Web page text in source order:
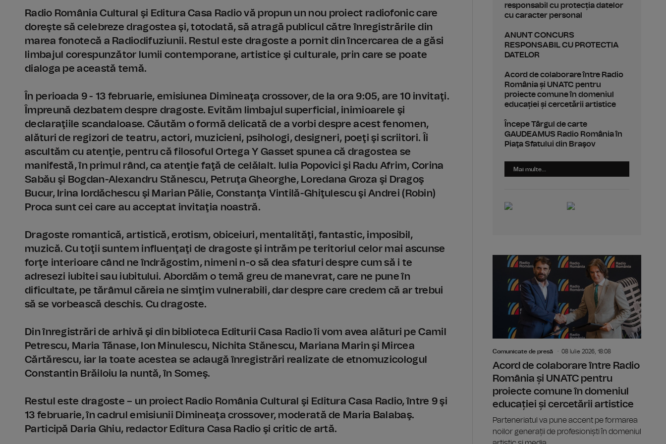
Radio România Cultural şi Editura Casa Radio vă propun un nou proiect radiofonic care
doreşte să celebreze dragostea şi, totodată, să atragă publicul către înregistrările din
marea fonotecă a Radiodifuziunii. Restul este dragoste a pornit din încercarea de a găsi
limbajul corespunzător lumii contemporane, artistice şi culturale, prin care se poate
dialoga pe această temă.
În perioada 9 - 13 februarie, emisiunea Dimineaţa crossover, de la ora 9:05, are 10 invitaţi.
Împreună dezbatem despre dragoste. Evităm limbajul superficial, inimioarele şi
declaraţiile scandaloase. Căutăm o formă delicată de a vorbi despre acest fenomen,
alături de regizori de teatru, actori, muzicieni, psihologi, designeri, poeţi şi scriitori. Îi
ascultăm cu atenţie, pentru că filosoful Ortega Y Gasset spunea că dragostea se
manifestă, în primul rând, ca atenţie faţă de celălalt. Iulia Popovici şi Radu Afrim, Corina
Sabău şi Bogdan-Alexandru Stănescu, Petruţa Gheorghe, Loredana Groza şi Dragoş
Bucur, Irina Iordăchescu şi Marian Pălie, Constanţa Vintilă-Ghiţulescu şi Andrei (Robin)
Proca sunt cei care au acceptat invitaţia noastră.
Dragoste romantică, artistică, erotism, obiceiuri, mentalităţi, fantastic, imposibil,
muzică. Cu toţii suntem influenţaţi de dragoste şi intrăm pe teritoriul celor mai ascunse
forţe interioare când ne îndrăgostim, nimeni n-o să dea sfaturi despre cum să i te
adresezi iubitei sau iubitului. Abordăm o temă greu de manevrat, care ne pune în
dificultate, pe tărâmul căreia ne simţim vulnerabili, dar despre care credem că ar trebui
să se vorbească deschis. Cu dragoste.
Din înregistrări de arhivă şi din biblioteca Editurii Casa Radio îi vom avea alături pe Camil
Petrescu, Maria Tănase, Ion Minulescu, Nichita Stănescu, Mariana Marin şi Mircea
Cărtărescu, iar la toate acestea se adaugă înregistrări realizate de etnomuzicologul
Constantin Brăiloiu la nuntă, în Someş.
Restul este dragoste – un proiect Radio România Cultural şi Editura Casa Radio, între 9 şi
13 februarie, în cadrul emisiunii Dimineaţa crossover, moderată de Maria Balabaş.
Participă Daria Ghiu, redactor Editura Casa Radio şi critic de artă.
responsabil cu protecția datelor
cu caracter personal
ANUNT CONCURS
RESPONSABIL CU PROTECTIA
DATELOR
Acord de colaborare între Radio
România și UNATC pentru
proiecte comune în domeniul
educației și cercetării artistice
Începe Târgul de carte
GAUDEAMUS Radio România în
Piaţa Sfatului din Braşov
Mai multe...
Comunicate de presă 08 Iulie 2026, 18:08
Acord de colaborare între Radio
România și UNATC pentru
proiecte comune în domeniul
educației și cercetării artistice
Parteneriatul va pune accent pe formarea
noilor generații de profesioniști în domeniul